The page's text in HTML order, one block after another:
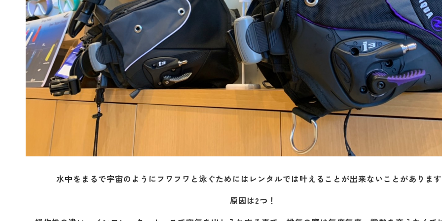
水中をまるで宇宙のようにフワフワと泳ぐためにはレンタルでは叶えることが出来ないことがありま
原因は2つ！